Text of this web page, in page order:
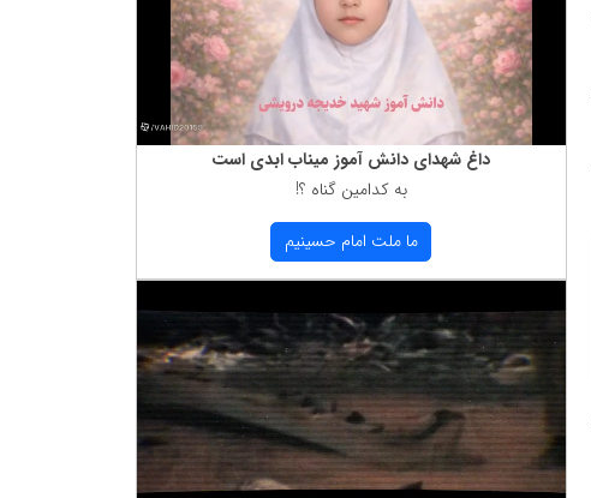
داغ شهدای دانش آموز میناب ابدی است
به كدامین گناه ؟!
ما ملت امام حسینیم